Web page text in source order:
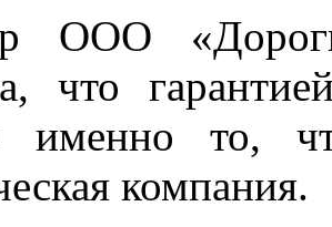
ООО
что
именно то,
компания.